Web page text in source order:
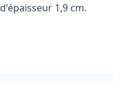
1,9 cm.